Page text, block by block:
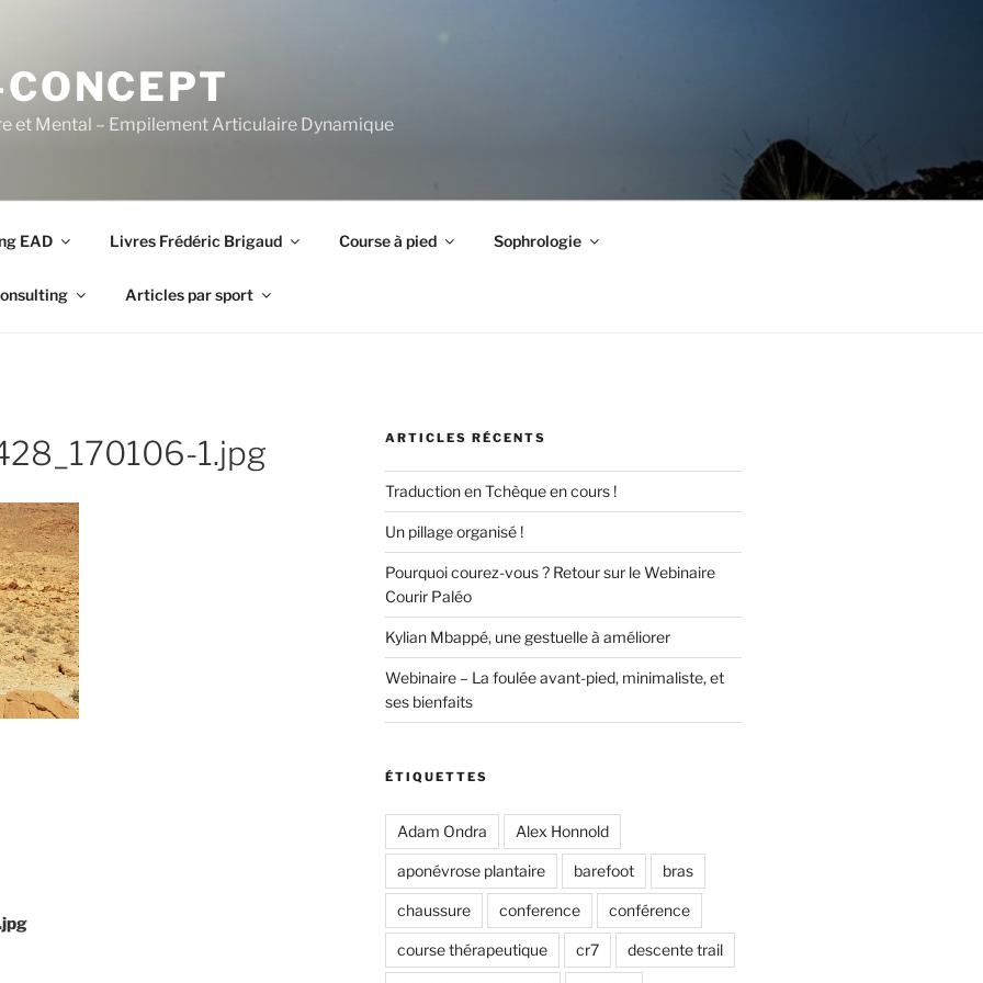
et Mental – Empilement Articulaire Dynamique
EAD Livres Frédéric Brigaud Course à pied Sophrologie
Articles par sport
1.jpg ARTICLES RÉCENTS
Traduction en Tchèque en cours !
Un pillage organisé !
Pourquoi courez-vous ? Retour sur le Webinaire
Courir Paléo
Kylian Mbappé, une gestuelle à améliorer
Webinaire – La foulée avant-pied, minimaliste, et
ses bienfaits
ÉTIQUETTES
Adam Ondra Alex Honnold
aponévrose plantaire barefoot bras
chaussure conference conférence
course thérapeutique cr7 descente trail